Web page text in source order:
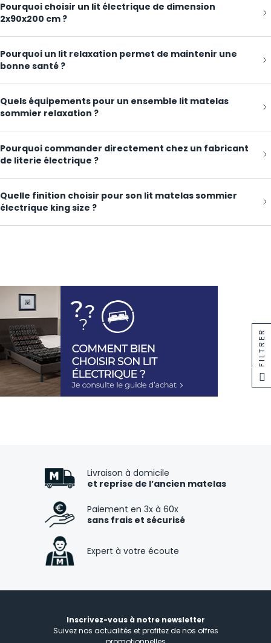
FILTRER
Pourquoi choisir un lit électrique de dimension
2x90x200 cm ?
Pourquoi un lit relaxation permet de maintenir une
bonne santé ?
Quels équipements pour un ensemble lit matelas
sommier relaxation ?
Pourquoi commander directement chez un fabricant
de literie électrique ?
Quelle finition choisir pour son lit matelas sommier
électrique king size ?
Livraison à domicile
et reprise de l’ancien matelas
Paiement en 3x à 60x
sans frais et sécurisé
Expert à votre écoute
Inscrivez-vous à notre newsletter
Suivez nos actualités et profitez de nos offres